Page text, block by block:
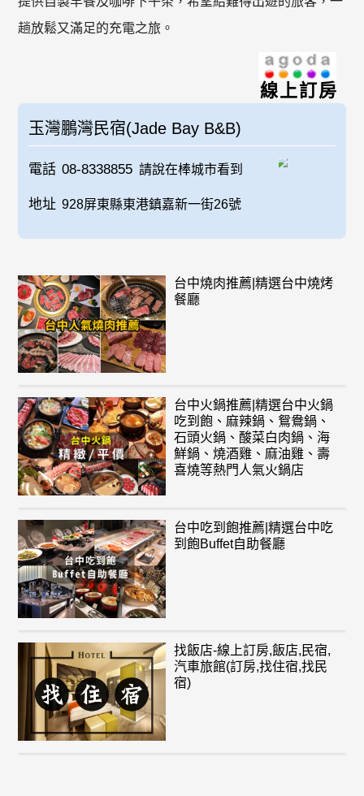
趟放鬆又滿足的充電之旅。
線上訂房
玉灣鵬灣民宿(Jade Bay B&B)
電話 08-8338855 請說在棒城市看到
地址 928屏東縣東港鎮嘉新一街26號
台中燒肉推薦|精選台中燒烤
餐廳
台中火鍋推薦|精選台中火鍋
吃到飽、麻辣鍋、鴛鴦鍋、
石頭火鍋、酸菜白肉鍋、海
鮮鍋、燒酒雞、麻油雞、壽
喜燒等熱門人氣火鍋店
台中吃到飽推薦|精選台中吃
到飽Buffet自助餐廳
找飯店-線上訂房,飯店,民宿,
汽車旅館(訂房,找住宿,找民
宿)